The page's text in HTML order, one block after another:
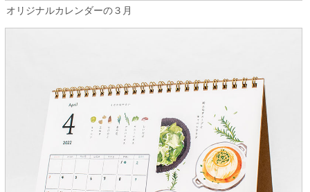
オリジナルカレンダーの３月